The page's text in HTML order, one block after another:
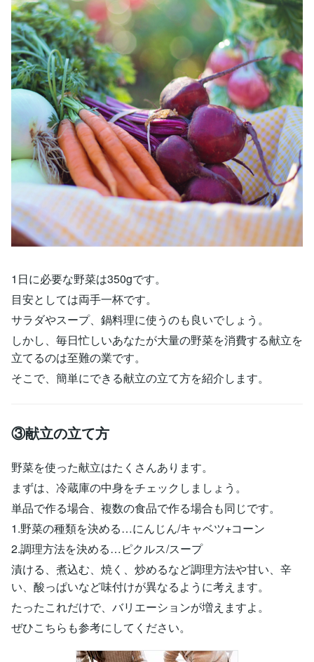
1日に必要な野菜は350gです。
目安としては両手一杯です。
サラダやスープ、鍋料理に使うのも良いでしょう。
しかし、毎日忙しいあなたが大量の野菜を消費する献立を
立てるのは至難の業です。
そこで、簡単にできる献立の立て方を紹介します。
③献立の立て方
野菜を使った献立はたくさんあります。
まずは、冷蔵庫の中身をチェックしましょう。
単品で作る場合、複数の食品で作る場合も同じです。
1.野菜の種類を決める…にんじん/キャベツ+コーン
2.調理方法を決める…ピクルス/スープ
漬ける、煮込む、焼く、炒めるなど調理方法や甘い、辛
い、酸っぱいなど味付けが異なるように考えます。
たったこれだけで、バリエーションが増えますよ。
ぜひこちらも参考にしてください。